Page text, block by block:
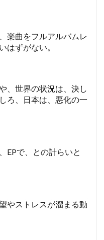
楽曲をフルアルバムレ
はずがない。
、世界の状況は、決し
ろ、日本は、悪化の一
EPで、との計らいと
やストレスが溜まる動